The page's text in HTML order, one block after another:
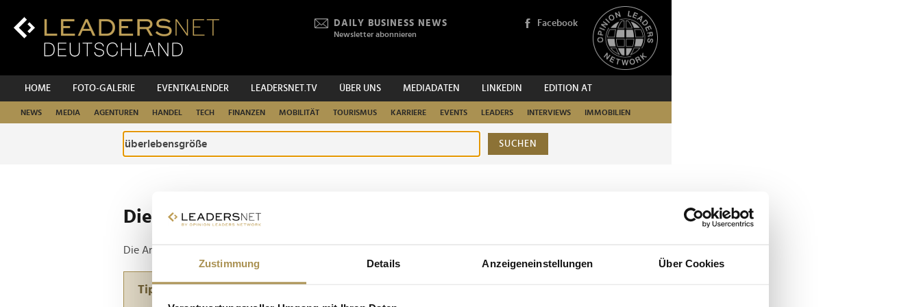
Zustimmung Details Anzeigeneinstellungen Über Cookies
Inhalt
DAILY BUSINESS NEWS
Newsletter abonnieren
Facebook
HOME FOTO-GALERIE EVENTKALENDER LEADERSNET.TV ÜBER UNS MEDIADATEN LINKEDIN EDITION AT
NEWS MEDIA AGENTUREN HANDEL TECH FINANZEN MOBILITÄT TOURISMUS KARRIERE EVENTS LEADERS INTERVIEWS IMMOBILIEN
SUCHEN
Die ganze Website durchsuchen
Die Anfrage ergab 1 Treffer.
Tipp